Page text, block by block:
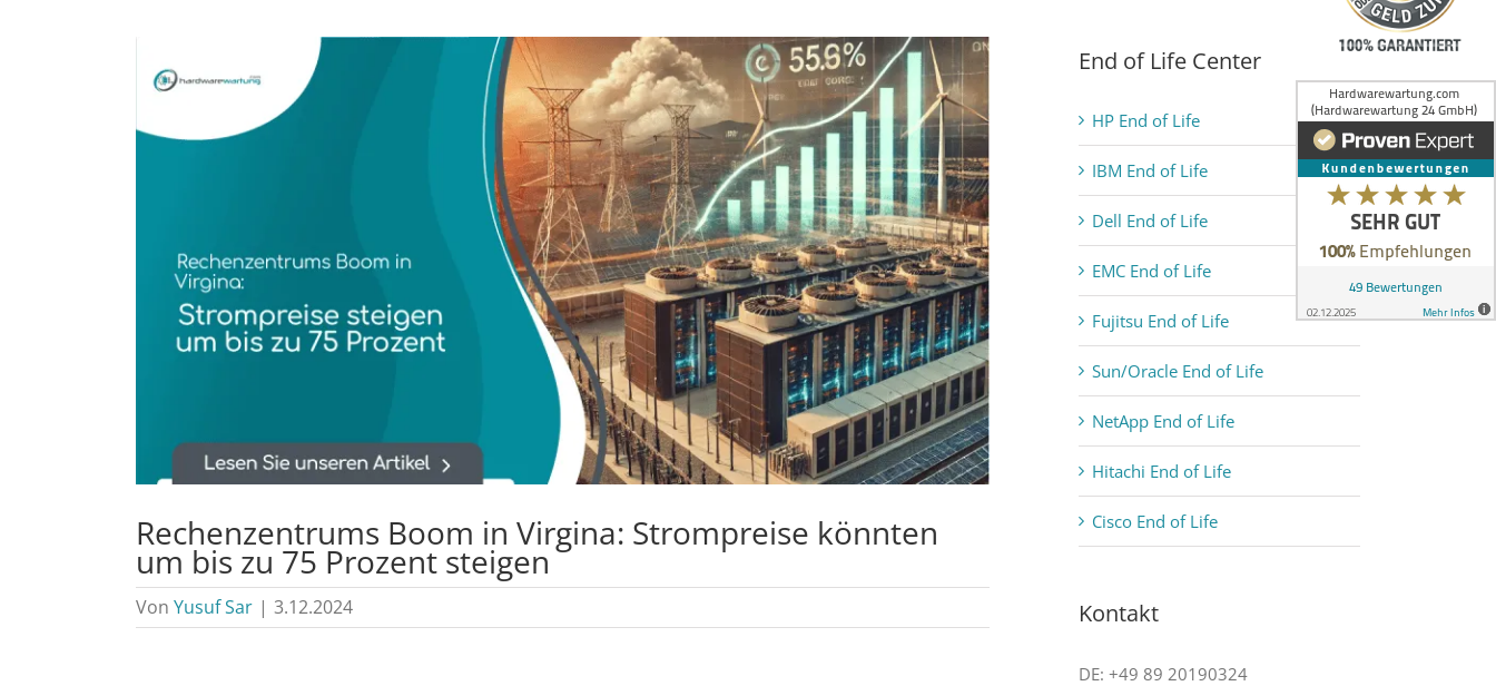
Rechenzentrums Boom in Virgina: Strompreise könnten
um bis zu 75 Prozent steigen
Von Yusuf Sar | 3.12.2024
End of Life Center
HP End of Life
IBM End of Life
Dell End of Life
EMC End of Life
Fujitsu End of Life
Sun/Oracle End of Life
NetApp End of Life
Hitachi End of Life
Cisco End of Life
Kontakt
DE: +49 89 20190324